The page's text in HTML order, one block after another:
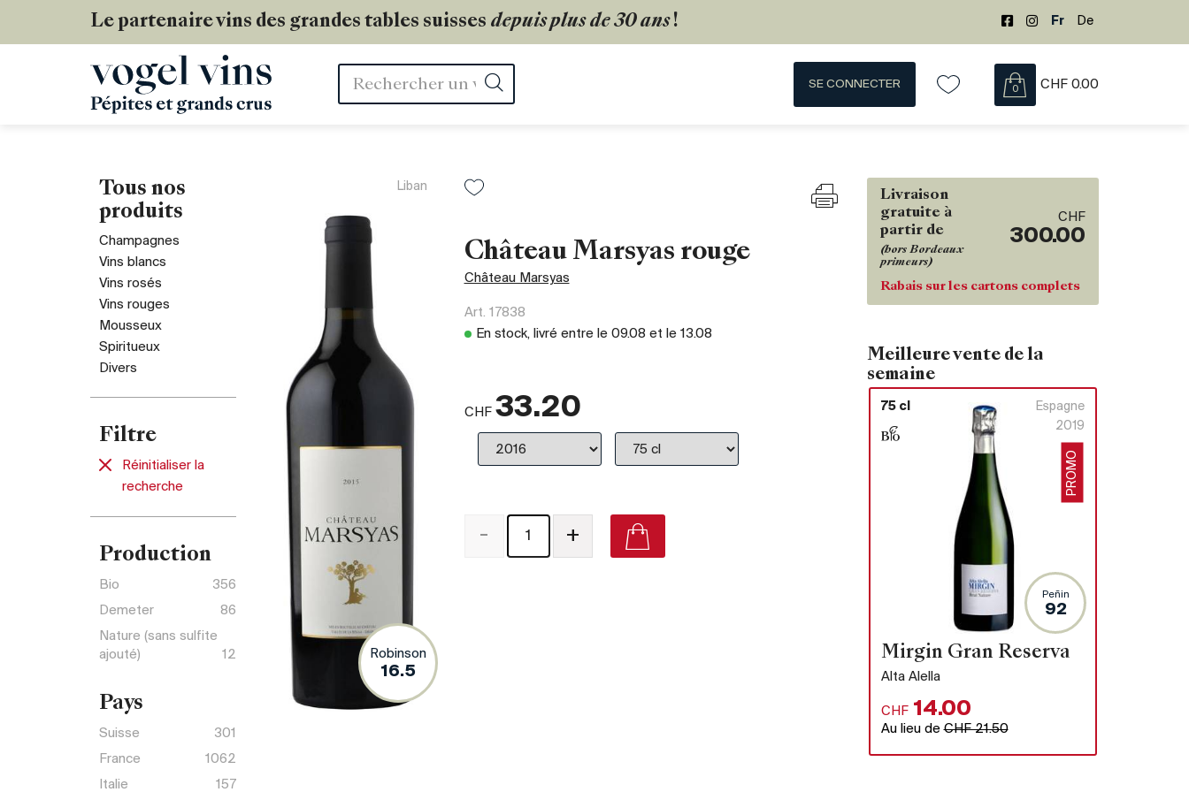
Le partenaire vins des grandes tables suisses depuis plus de 30 ans! Fr De
Mots
SE CONNECTER 0 CHF 0.00
Tous nos
produits
Champagnes
Vins blancs
Vins rosés
Vins rouges
Mousseux
Spiritueux
Divers
Filtre
Réinitialiser la
recherche
Production
Bio
356
Demeter
86
Nature (sans sulfite
ajouté)
12
Pays
Suisse
301
France
1062
Italie
157
Liban
Robinson
16.5
Château Marsyas rouge
Château Marsyas
Art. 17838
En stock, livré entre le 09.08 et le 13.08
CHF 33.20
- +
Livraison
gratuite à
partir de
(hors Bordeaux
primeurs)
CHF
300.00
Rabais sur les cartons complets
Meilleure vente de la
semaine
75 cl
Espagne
2019
PROMO
Peñin
92
Mirgin Gran Reserva
Alta Alella
CHF 14.00
Au lieu deCHF 21.50